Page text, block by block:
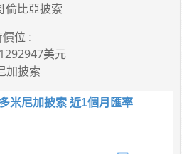
倫比亞披索
位 :
美元
加披索
米尼加披索 近1個月匯率